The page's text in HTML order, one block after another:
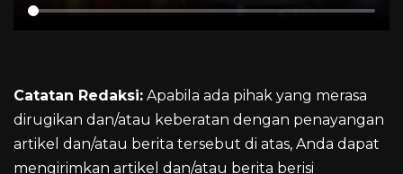
Catatan Redaksi: Apabila ada pihak yang merasa
dirugikan dan/atau keberatan dengan penayangan
artikel dan/atau berita tersebut di atas, Anda dapat
mengirimkan artikel dan/atau berita berisi